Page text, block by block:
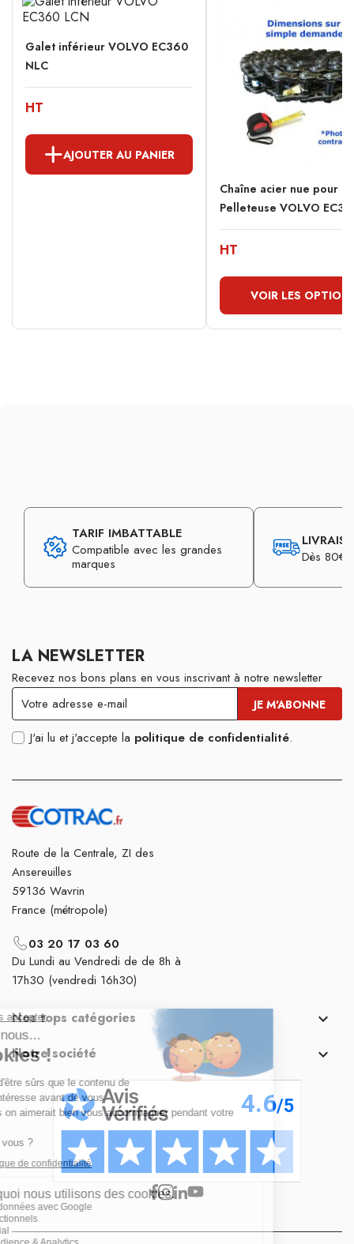
Galet inférieur VOLVO EC360
NLC
HT
AJOUTER AU PANIER
Chaîne acier nue pour
Pelleteuse VOLVO
HT
VOIR LES
TARIF IMBATTABLE
Compatible avec les grandes
marques
Dès 80€
LA NEWSLETTER
Recevez nos bons plans en vous inscrivant à notre newsletter
J'ai lu et j'accepte la politique de confidentialité.
Route de la Centrale, ZI des
Ansereuilles
59136 Wavrin
France (métropole)
03 20 17 03 60
Du Lundi au Vendredi de de 8h à
17h30 (vendredi 16h30)
Nos tops catégories 
Notre société 